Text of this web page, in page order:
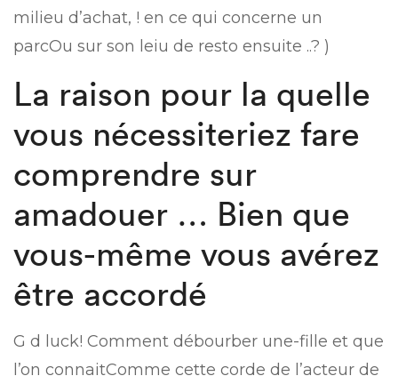
milieu d’achat, ! en ce qui concerne un
parcOu sur son leiu de resto ensuite ..? )
La raison pour la quelle
vous nécessiteriez fare
comprendre sur
amadouer … Bien que
vous-même vous avérez
être accordé
G d luck! Comment débourber une-fille et que
l’on connaitComme cette corde de l’acteur de